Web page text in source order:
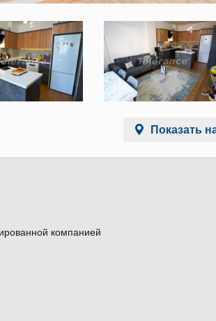
Показать
компанией